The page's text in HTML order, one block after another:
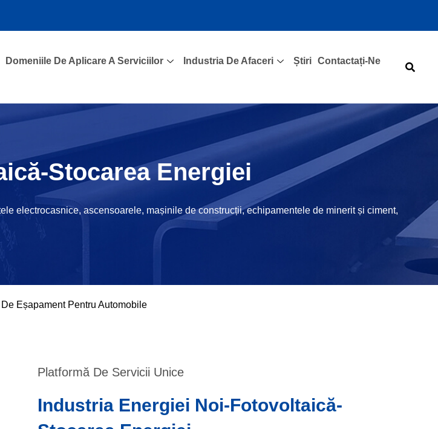
Domeniile De Aplicare A Serviciilor Industria De Afaceri Știri Contactați-Ne
Stocarea Energiei
electrocasnice, ascensoarele, mașinile de construcții, echipamentele de minerit și ciment,
Eșapament Pentru Automobile
Platformă De Servicii Unice
Industria Energiei Noi-Fotovoltaică-